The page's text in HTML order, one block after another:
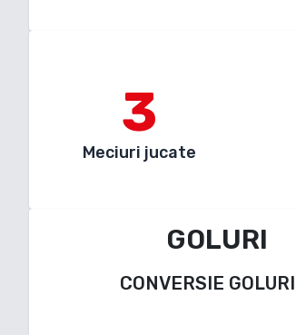
3
Meciuri jucate
GOLURI
CONVERSIE GOLURI